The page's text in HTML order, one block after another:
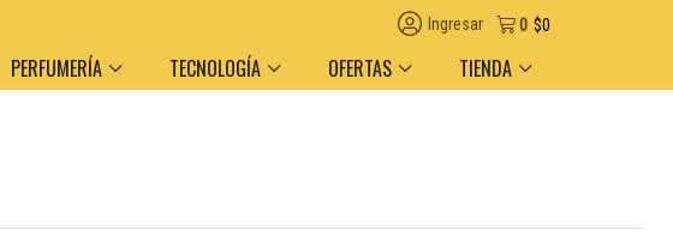
$0
0
Ingresar
PERFUMERÍA TECNOLOGÍA OFERTAS TIENDA